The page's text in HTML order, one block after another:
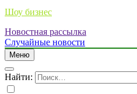
Шоу бизнес
Новостная рассылка
Случайные новости
Меню
Найти: